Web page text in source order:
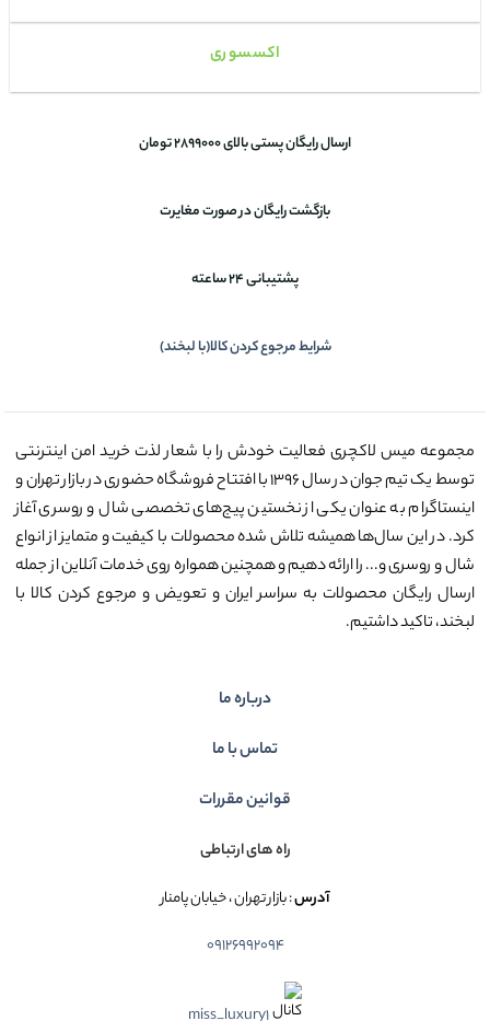
اکسسوری
ارسال رایگان پستی بالای 2899000 تومان
بازگشت رایگان در صورت مغایرت
پشتیبانی 24 ساعته
شرایط مرجوع کردن کالا(با لبخند)
مجموعه میس لاکچری فعالیت خودش را با شعار لذت خرید امن اینترنتی
توسط یک تیم جوان در سال ۱۳۹۶ با افتتاح فروشگاه حضوری در بازار تهران و
اینستاگرام به عنوان یکی از نخستین پیج‌های تخصصی شال و روسری آغاز
کرد. در این سال‌ها همیشه تلاش شده محصولات با کیفیت و متمایز از انواع
شال و روسری و... را ارائه دهیم و همچنین همواره روی خدمات آنلاین از جمله
ارسال رایگان محصولات به سراسر ایران و تعویض و مرجوع کردن کالا با
لبخند، تاکید داشتیم.
درباره ما
تماس با ما
قوانین مقررات
راه های ارتباطی
آدرس: بازار تهران ، خیابان پامنار
09126992094